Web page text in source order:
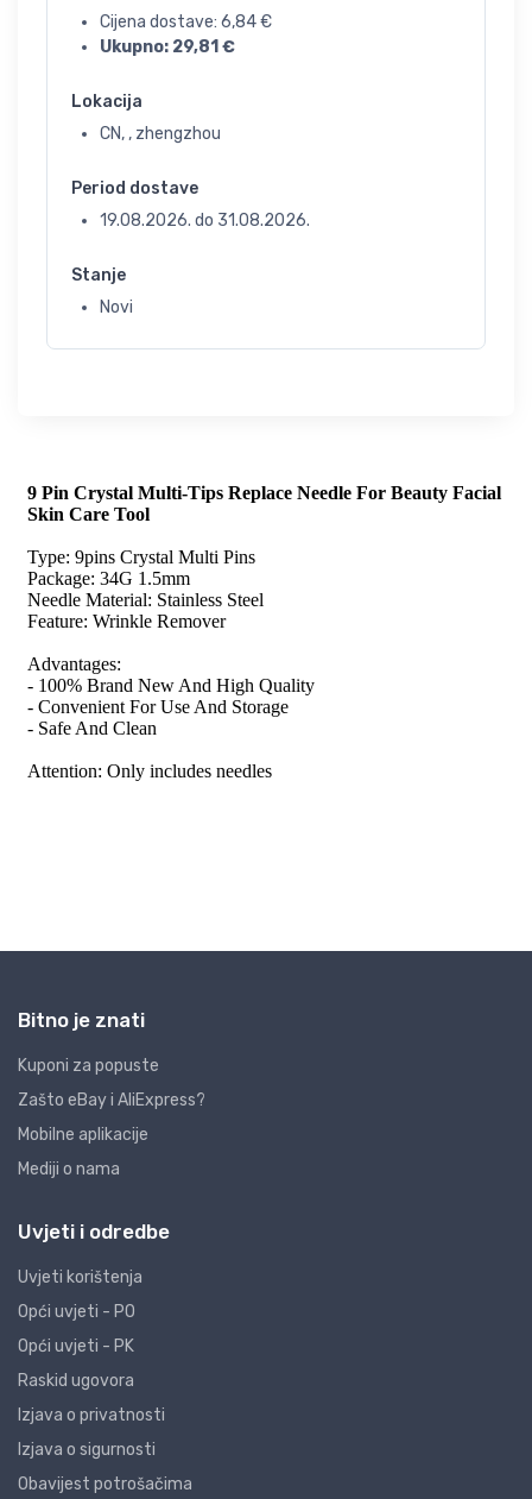
Cijena dostave: 6,84€
Ukupno: 29,81 €
Lokacija
CN, , zhengzhou
Period dostave
19.08.2026. do 31.08.2026.
Stanje
Novi
Bitno je znati
Kuponi za popuste
Zašto eBay i AliExpress?
Mobilne aplikacije
Mediji o nama
Uvjeti i odredbe
Uvjeti korištenja
Opći uvjeti - PO
Opći uvjeti - PK
Raskid ugovora
Izjava o privatnosti
Izjava o sigurnosti
Obavijest potrošačima